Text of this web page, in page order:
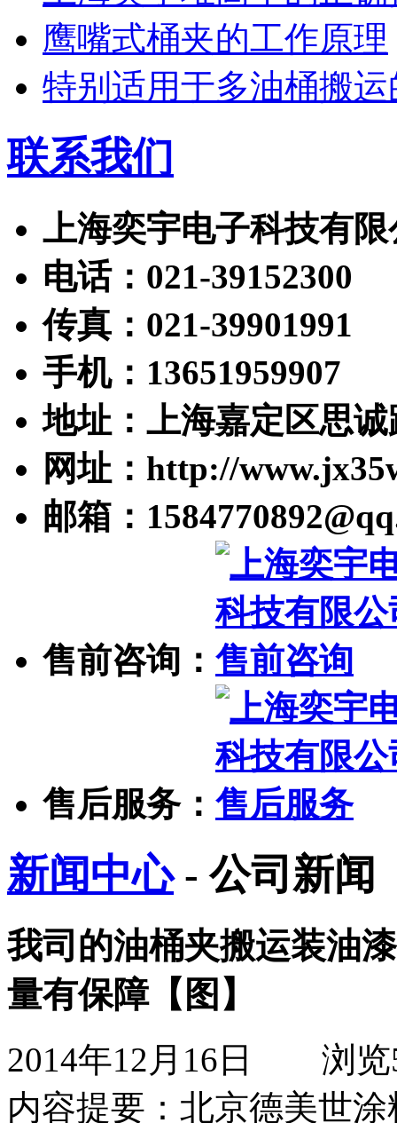
鹰嘴式桶夹的工作原理
特别适用于多油桶搬
联系我们
上海奕宇电子科技有限
电话：021-39152300
传真：021-39901991
手机：13651959907
地址：上海嘉定区思诚
网址：http://
邮箱：
售前咨询：
售后服务：
新闻中心- 公司新闻
我司的油桶夹搬运装油
量有保障【图】
2014年12月16日 浏览
内容提要： 北京德美世